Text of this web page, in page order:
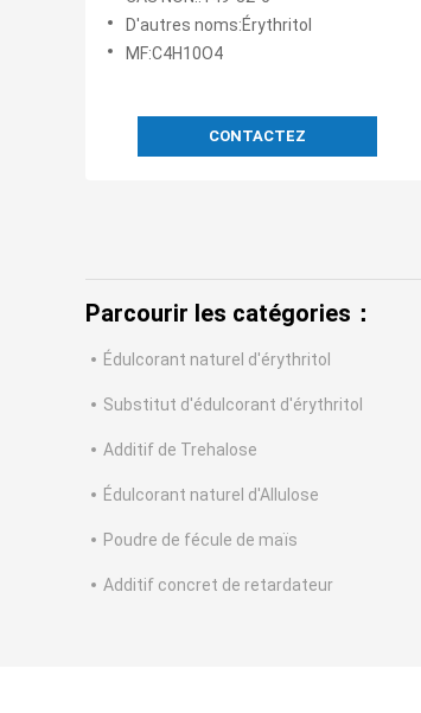
D'autres noms:Érythritol
MF:C4H10O4
CONTACTEZ
Parcourir les catégories：
Édulcorant naturel d'érythritol
Substitut d'édulcorant d'érythritol
Additif de Trehalose
Édulcorant naturel d'Allulose
Poudre de fécule de maïs
Additif concret de retardateur